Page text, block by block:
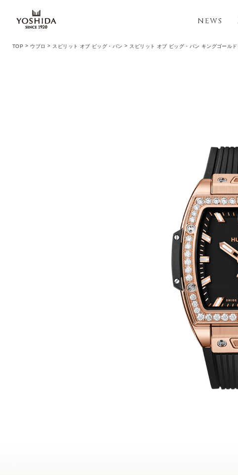
NEWS
TOP ウブロ スピリット オブ ビッグ・バン スピリット オブ ビッグ・バン キングゴール